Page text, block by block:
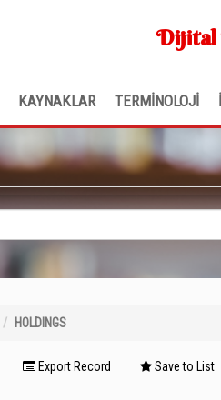
Dijital
KAYNAKLAR TERMİNOLOJİ
HOLDINGS
Export Record Save to List